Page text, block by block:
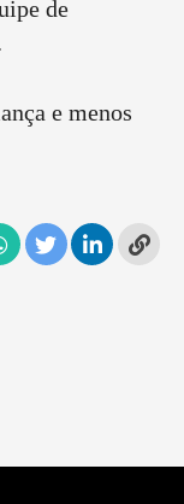
de
e menos